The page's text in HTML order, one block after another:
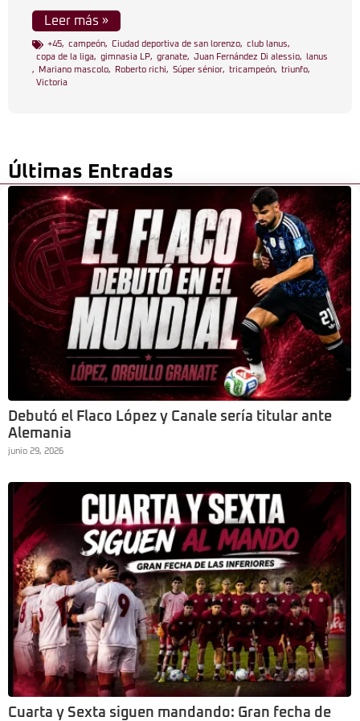
Leer más »
+45, campeón, Ciudad deportiva de san lorenzo, club lanus,
copa de la liga, gimnasia LP, granate, Juan Fernández Di alessio,
lanus
,
Mariano mascolo, Roberto richi, Súper sénior, tricampeón, triunfo,
Victoria
Últimas Entradas
Debutó el Flaco López y Canale sería titular ante
Alemania
junio 29, 2026
Cuarta y Sexta siguen mandando: Gran fecha de